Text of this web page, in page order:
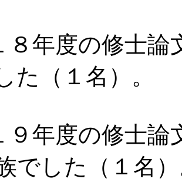
８年度の修士
た（１名）。
９年度の修士
でした（１名